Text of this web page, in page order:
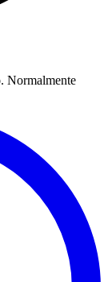
Normalmente